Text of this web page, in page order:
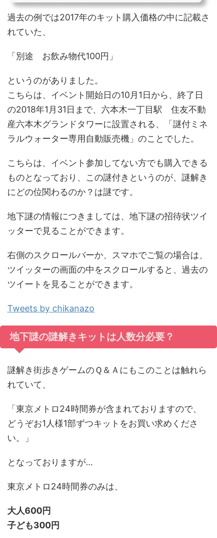
過去の例では2017年のキット購入価格の中に記載さ
れていた、
「別途 お飲み物代100円」
というのがありました。
こちらは、イベント開始日の10月1日から、終了日
の2018年1月31日まで、六本木一丁目駅 住友不動
産六本木グランドタワーに設置される、「謎付ミネ
ラルウォーター専用自動販売機」のことでした。
こちらは、イベント参加してない方でも購入できる
ものとなっており、この謎付きというのが、謎解き
にどの位関わるのか？は謎です。
地下謎の情報につきましては、地下謎の招待状ツイ
ッターで見ることができます。
右側のスクロールバーか、スマホでご覧の場合は、
ツイッターの画面の中をスクロールすると、過去の
ツイートを見ることができます。
Tweets by chikanazo
地下謎の謎解きキットは人数分必要？
謎解き街歩きゲームのＱ＆Ａにもこのことは触れら
れていて、
「東京メトロ24時間券が含まれておりますので、
どうぞお1人様1部ずつキットをお買い求めくださ
い。」
となっておりますが…
東京メトロ24時間券のみは、
大人600円
子ども300円